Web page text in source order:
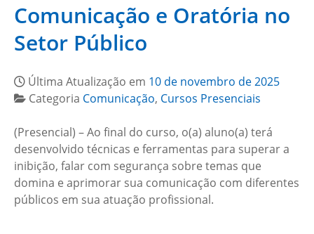
Comunicação e Oratória no
Setor Público
Última Atualização em 10 de novembro de 2025
Categoria Comunicação, Cursos Presenciais
(Presencial) – Ao final do curso, o(a) aluno(a) terá
desenvolvido técnicas e ferramentas para superar a
inibição, falar com segurança sobre temas que
domina e aprimorar sua comunicação com diferentes
públicos em sua atuação profissional.